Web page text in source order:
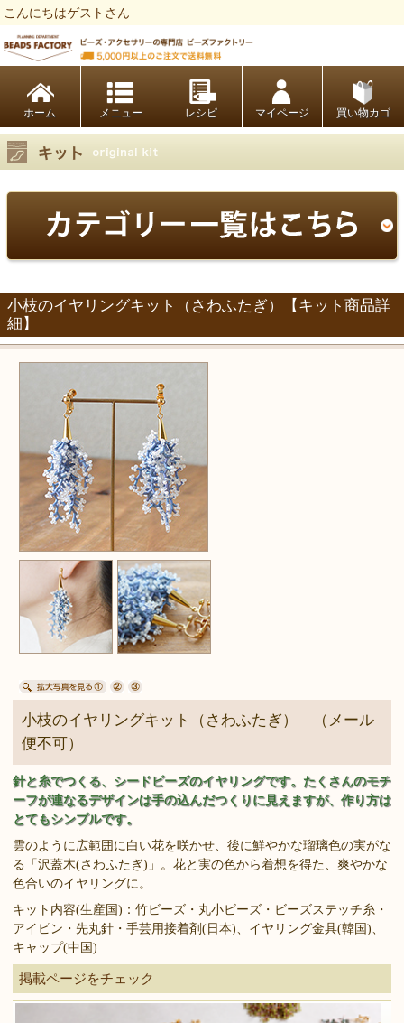
こんにちはゲストさん
ホーム レシピ マイページ 買い物カゴ
小枝のイヤリングキット（さわふたぎ）【キット商品詳
細】
小枝のイヤリングキット（さわふたぎ） （メール
便不可）
針と糸でつくる、シードビーズのイヤリングです。たくさんのモチ
ーフが連なるデザインは手の込んだつくりに見えますが、作り方は
とてもシンプルです。
雲のように広範囲に白い花を咲かせ、後に鮮やかな瑠璃色の実がな
る「沢蓋木(さわふたぎ)」。花と実の色から着想を得た、爽やかな
色合いのイヤリングに。
キット内容(生産国)：竹ビーズ・丸小ビーズ・ビーズステッチ糸・
アイピン・先丸針・手芸用接着剤(日本)、イヤリング金具(韓国)、
キャップ(中国)
掲載ページをチェック